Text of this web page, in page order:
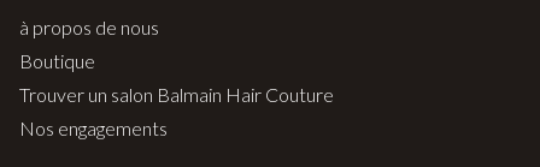
à propos de nous
Boutique
Trouver un salon Balmain Hair Couture
Nos engagements